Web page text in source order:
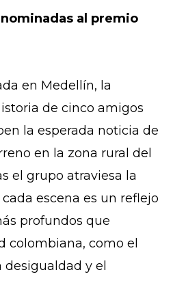
al premio
en Medellín, la
de cinco amigos
la esperada noticia de
en la zona rural del
el grupo atraviesa la
escena es un reflejo
profundos que
colombiana, como el
y el